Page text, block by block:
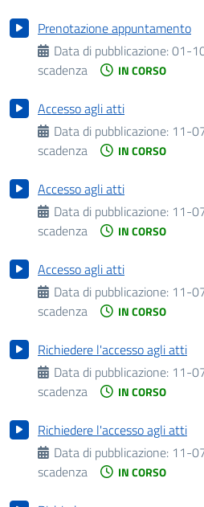
Prenotazione appuntamento
Data di pubblicazione:01-
scadenza
IN CORSO
Accesso agli atti
Data di pubblicazione: 11-
scadenza
IN CORSO
Accesso agli atti
Data di pubblicazione: 11-
scadenza
IN CORSO
Accesso agli atti
Data di pubblicazione: 11-
scadenza
IN CORSO
Richiedere l'accesso agli atti
Data di pubblicazione: 11-
scadenza
IN CORSO
Richiedere l'accesso agli atti
Data di pubblicazione: 11-
scadenza
IN CORSO